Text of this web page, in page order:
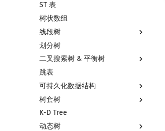
左偏树
块状链表
树分块
Sqrt Tree
ST 表
树状数组
线段树
线段树基础
线段树合并 & 分裂
李超线段树
猫树
区间最值操作 & 区间历史最值
Kinetic Tournament Tree
划分树
二叉搜索树 & 平衡树
二叉搜索树 & 平衡树
Treap
Splay 树
WBLT
替罪羊树
跳表
可持久化数据结构
可持久化数据结构简介
可持久化线段树
可持久化块状数组
树套树
线段树套线段树
平衡树套线段树
K-D Tree
动态树